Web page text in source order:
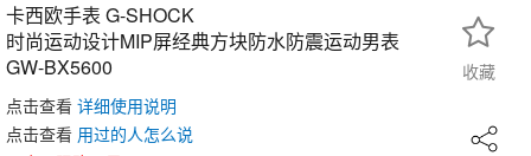
卡西欧手表 G-SHOCK
时尚运动设计MIP屏经典方块防水防震运动男表
GW-BX5600
点击查看 详细使用说明
点击查看 用过的人怎么说
收藏